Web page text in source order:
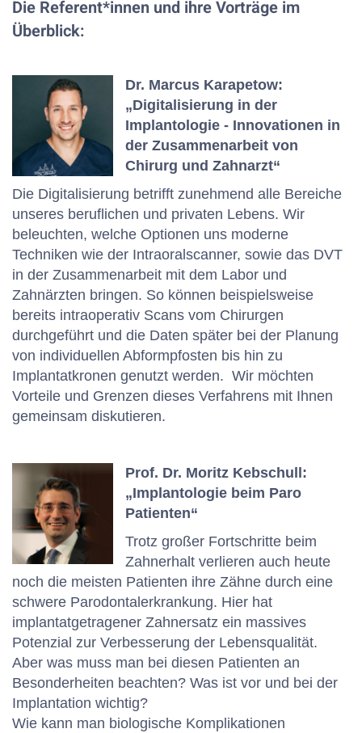
Die Referent*innen und ihre Vorträge im
Überblick:
Dr. Marcus Karapetow:
„Digitalisierung in der
Implantologie - Innovationen in
der Zusammenarbeit von
Chirurg und Zahnarzt“
Die Digitalisierung betrifft zunehmend alle Bereiche
unseres beruflichen und privaten Lebens. Wir
beleuchten, welche Optionen uns moderne
Techniken wie der Intraoralscanner, sowie das DVT
in der Zusammenarbeit mit dem Labor und
Zahnärzten bringen. So können beispielsweise
bereits intraoperativ Scans vom Chirurgen
durchgeführt und die Daten später bei der Planung
von individuellen Abformpfosten bis hin zu
Implantatkronen genutzt werden. Wir möchten
Vorteile und Grenzen dieses Verfahrens mit Ihnen
gemeinsam diskutieren.
Prof. Dr. Moritz Kebschull:
„Implantologie beim Paro
Patienten“
Trotz großer Fortschritte beim
Zahnerhalt verlieren auch heute
noch die meisten Patienten ihre Zähne durch eine
schwere Parodontalerkrankung. Hier hat
implantatgetragener Zahnersatz ein massives
Potenzial zur Verbesserung der Lebensqualität.
Aber was muss man bei diesen Patienten an
Besonderheiten beachten? Was ist vor und bei der
Implantation wichtig?
Wie kann man biologische Komplikationen